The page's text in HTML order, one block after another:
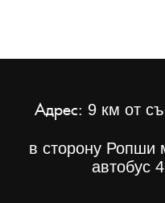
Адрес: 9 км от
в сторону Ропши
автобус